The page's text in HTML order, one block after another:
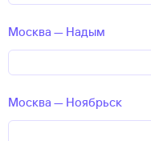
Москва — Надым
Москва — Ноябрьск